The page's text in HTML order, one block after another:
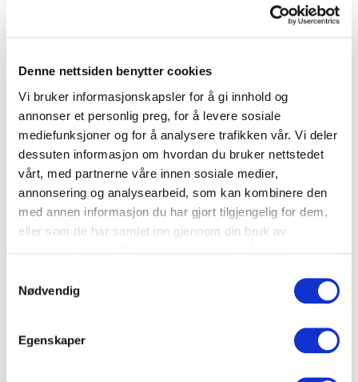
Denne nettsiden benytter cookies
Vi bruker informasjonskapsler for å gi innhold og
annonser et personlig preg, for å levere sosiale
mediefunksjoner og for å analysere trafikken vår. Vi deler
dessuten informasjon om hvordan du bruker nettstedet
vårt, med partnerne våre innen sosiale medier,
annonsering og analysearbeid, som kan kombinere den
med annen informasjon du har gjort tilgjengelig for dem,
eller som de har samlet inn gjennom din bruk av
Nødvendig
Egenskaper
Øl,Brød